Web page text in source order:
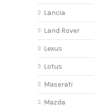
Lancia
Land Rover
Lexus
Lotus
Maserati
Mazda